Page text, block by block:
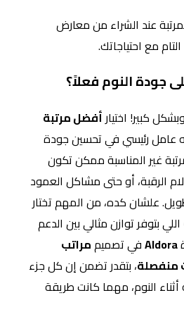
عند الشراء من معارض
جودة النوم فعلاً؟
كبير! اختيارأفضل مرتبة
عامل رئيسي في تحسين جودة
غير المناسبة ممكن تكون
الرقبة، أو حتى مشاكل العمود
علشان كده، من المهم تختار
اللي بتوفر توازن مثالي بين الدعم
Aldoraفي تصميممراتب
، بتقدر تضمن إن كل جزء
النوم، مهما كانت طريقة